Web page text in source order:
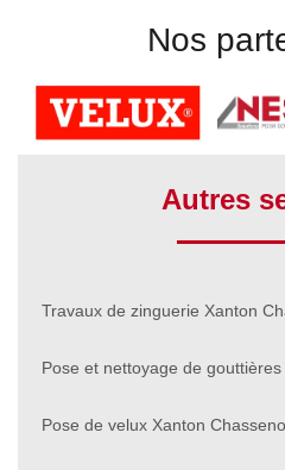
Nos
Autres
Travaux de zinguerie Xanton
Pose et nettoyage de
Pose de velux Xanton